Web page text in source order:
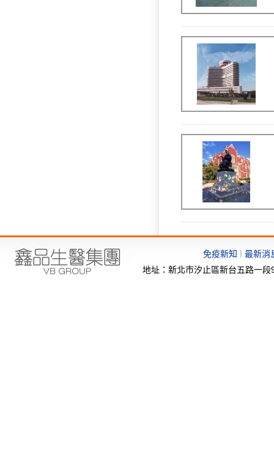
免疫新知
最新消
地址：新北市汐止區新台五路一